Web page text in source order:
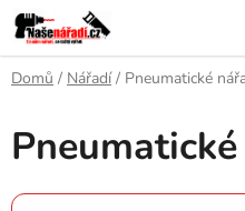
Přejít
na
obsah
Domů / Nářadí / Pneumatické